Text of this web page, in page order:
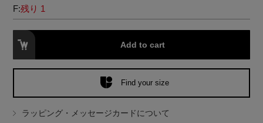
ボストンバッグ
グローブ
レッグウェア
チャーム・ストラップ
チャーム
BRAND NEWS
F:残り 1
Add to cart
Find your size
ラッピング・メッセージカードについて